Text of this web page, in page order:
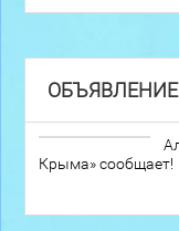
ОБЪЯВЛЕНИЕ
Крыма» сообщает!